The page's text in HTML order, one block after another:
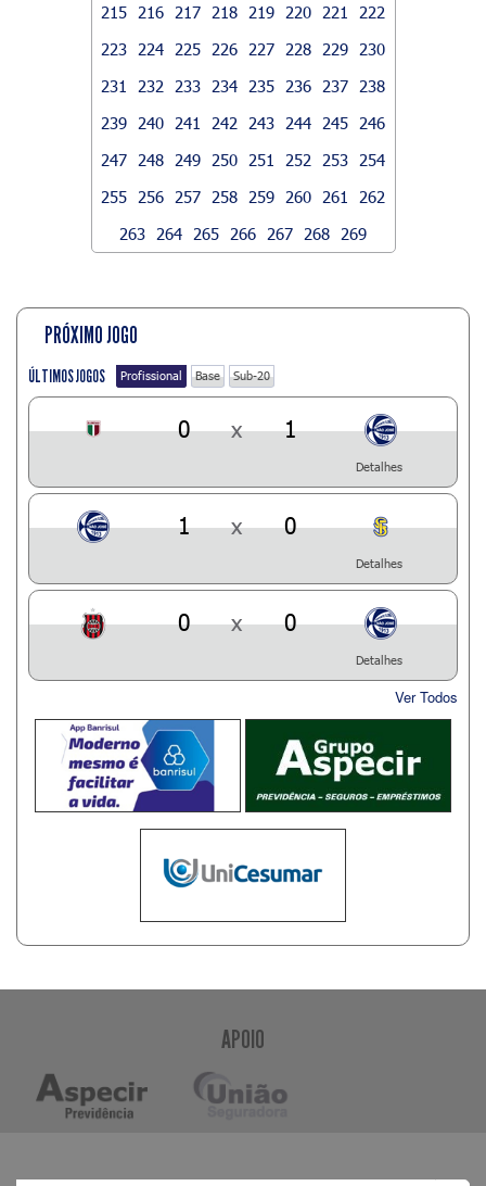
215
216 217 218 219 220 221
222
223
224 225 226 227 228 229
230
231
232 233 234 235 236 237
238
239
240 241 242 243 244 245
246
247
248 249 250 251 252 253
254
255
256 257 258 259 260 261
262
263
264 265 266 267 268 269
PRÓXIMO JOGO
ÚLTIMOS JOGOS Profissional Base Sub-20
0 x 1
Detalhes
1 x 0
Detalhes
0 x 0
Detalhes
Ver Todos
APOIO